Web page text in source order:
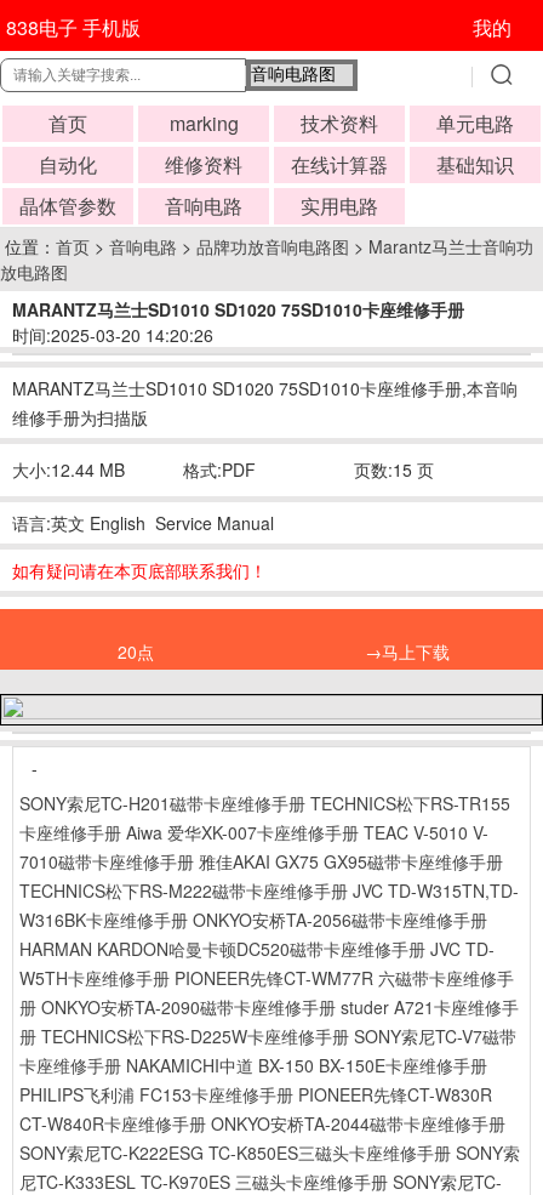
838电子 手机版 我的
首页 marking 技术资料
单元电路
自动化
维修资料 在线计算器
基础知识
晶体管参数
音响电路 实用电路
位置： 首页 > 音响电路 > 品牌功放音响电路图 > Marantz马兰士音响功
放电路图
MARANTZ马兰士SD1010 SD1020 75SD1010卡座维修手册
时间:2025-03-20 14:20:26
MARANTZ马兰士SD1010 SD1020 75SD1010卡座维修手册,本音响
维修手册为扫描版
大小:12.44 MB 格式:PDF 页数:15 页
语言:英文 English Service Manual
如有疑问请在本页底部联系我们！
20点 →马上下载
-
SONY索尼TC-H201磁带卡座维修手册 TECHNICS松下RS-TR155
卡座维修手册 Aiwa 爱华XK-007卡座维修手册 TEAC V-5010 V-
7010磁带卡座维修手册 雅佳AKAI GX75 GX95磁带卡座维修手册
TECHNICS松下RS-M222磁带卡座维修手册 JVC TD-W315TN,TD-
W316BK卡座维修手册 ONKYO安桥TA-2056磁带卡座维修手册
HARMAN KARDON哈曼卡顿DC520磁带卡座维修手册 JVC TD-
W5TH卡座维修手册 PIONEER先锋CT-WM77R 六磁带卡座维修手
册 ONKYO安桥TA-2090磁带卡座维修手册 studer A721卡座维修手
册 TECHNICS松下RS-D225W卡座维修手册 SONY索尼TC-V7磁带
卡座维修手册 NAKAMICHI中道 BX-150 BX-150E卡座维修手册
PHILIPS飞利浦 FC153卡座维修手册 PIONEER先锋CT-W830R
CT-W840R卡座维修手册 ONKYO安桥TA-2044磁带卡座维修手册
SONY索尼TC-K222ESG TC-K850ES三磁头卡座维修手册 SONY索
尼TC-K333ESL TC-K970ES 三磁头卡座维修手册 SONY索尼TC-